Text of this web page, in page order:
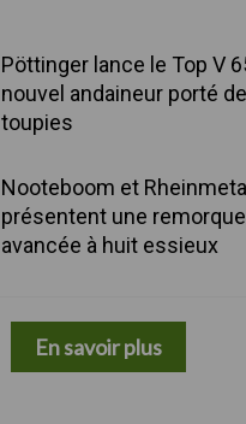
Pöttinger lance le Top V
nouvel andaineur porté
toupies
Nooteboom et
présentent une
avancée à huit essieux
En savoir plus